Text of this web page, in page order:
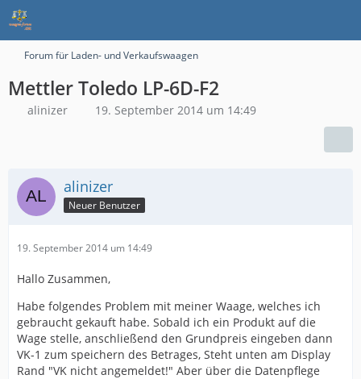
Forum für Laden- und Verkaufswaagen
Mettler Toledo LP-6D-F2
alinizer 19. September 2014 um 14:49
alinizer
Neuer Benutzer
19. September 2014 um 14:49
Hallo Zusammen,
Habe folgendes Problem mit meiner Waage, welches ich
gebraucht gekauft habe. Sobald ich ein Produkt auf die
Wage stelle, anschließend den Grundpreis eingeben dann
VK-1 zum speichern des Betrages, Steht unten am Display
Rand "VK nicht angemeldet!" Aber über die Datenpflege